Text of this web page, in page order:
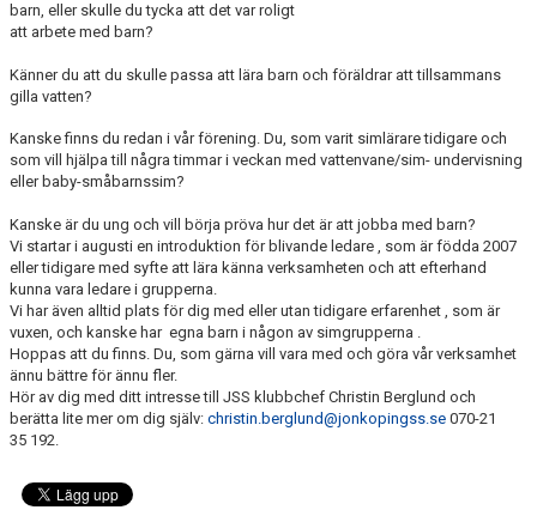
BOKNING SIMSKOLA
KALENDER
WEBSHOP
barn, eller skulle du tycka att det var roligt
att arbete med barn?
Känner du att du skulle passa att lära barn och föräldrar att tillsammans
gilla vatten?
Kanske finns du redan i vår förening. Du, som varit simlärare tidigare och
som vill hjälpa till några timmar i veckan med vattenvane/sim- undervisning
eller baby-småbarnssim?
Kanske är du ung och vill börja pröva hur det är att jobba med barn?
Vi startar i augusti en introduktion för blivande ledare , som är födda 2007
eller tidigare med syfte att lära känna verksamheten och att efterhand
kunna vara ledare i grupperna.
Vi har även alltid plats för dig med eller utan tidigare erfarenhet , som är
vuxen, och kanske har egna barn i någon av simgrupperna .
Hoppas att du finns. Du, som gärna vill vara med och göra vår verksamhet
ännu bättre för ännu fler.
Hör av dig med ditt intresse till JSS klubbchef Christin Berglund och
berätta lite mer om dig själv: christin.berglund@jonkopingss.se 070-21
35 192.